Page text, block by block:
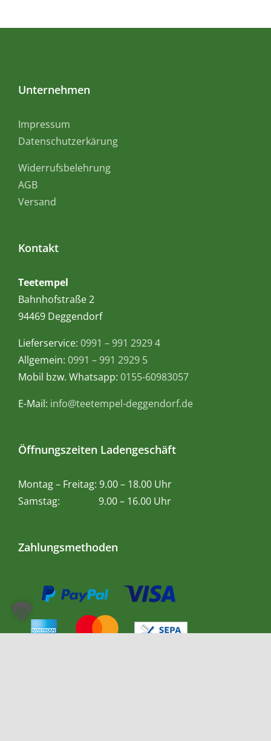
Unternehmen
Impressum
Datenschutzerkärung
Widerrufsbelehrung
AGB
Versand
Kontakt
Teetempel
Bahnhofstraße 2
94469 Deggendorf
Lieferservice: 0991 – 991 2929 4
Allgemein: 0991 – 991 2929 5
Mobil bzw. Whatsapp: 0155-60983057
E-Mail: info@teetempel-deggendorf.de
Öffnungszeiten Ladengeschäft
Montag – Freitag: 9.00 – 18.00 Uhr
Samstag: 9.00 – 16.00 Uhr
Zahlungsmethoden